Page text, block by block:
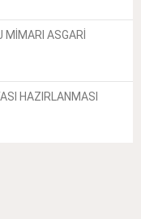
ASGARİ
HAZIRLANMASI